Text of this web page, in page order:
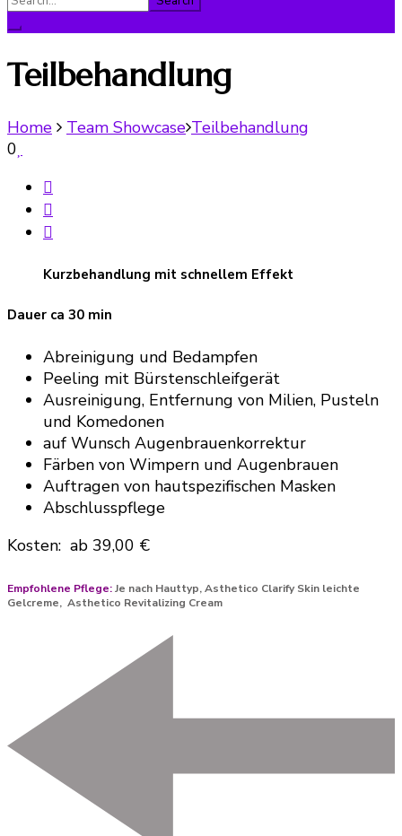
for:
Teilbehandlung
Home Team Showcase Teilbehandlung
0
Kurzbehandlung mit schnellem Effekt
Dauer ca 30 min
Abreinigung und Bedampfen
Peeling mit Bürstenschleifgerät
Ausreinigung, Entfernung von Milien, Pusteln
und Komedonen
auf Wunsch Augenbrauenkorrektur
Färben von Wimpern und Augenbrauen
Auftragen von hautspezifischen Masken
Abschlusspflege
Kosten: ab 39,00 €
Empfohlene Pflege:Je nach Hauttyp, Asthetico Clarify Skin leichte
Gelcreme, Asthetico Revitalizing Cream
Navigation